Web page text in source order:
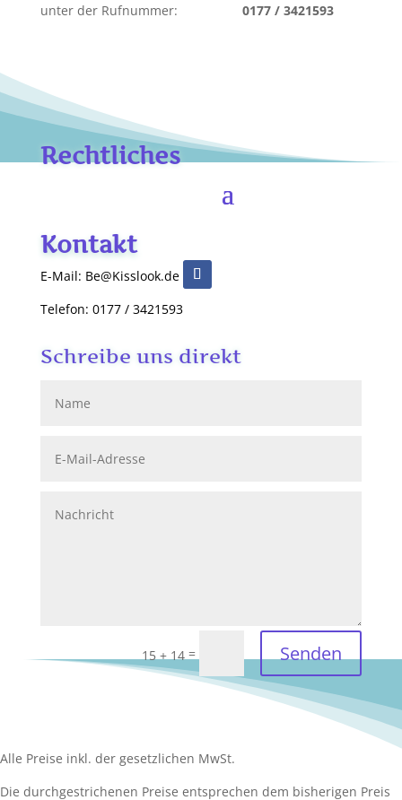
unter der Rufnummer: 0177 / 3421593
Rechtliches
Kontakt
E-Mail: Be@Kisslook.de
Telefon: 0177 / 3421593
Schreibe uns direkt
15 + 14 = Senden
Alle Preise inkl. der gesetzlichen MwSt.
Die durchgestrichenen Preise entsprechen dem bisherigen Preis